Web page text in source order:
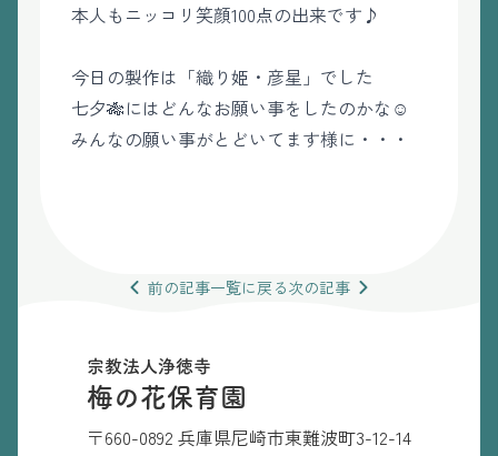
本人もニッコリ笑顔100点の出来です♪
今日の製作は「織り姫・彦星」でした
七夕🎋にはどんなお願い事をしたのかな☺️
みんなの願い事がとどいてます様に・・・
前の記事一覧に戻る次の記事
宗教法人浄徳寺
梅の花保育園
〒660-0892 兵庫県尼崎市東難波町3-12-14